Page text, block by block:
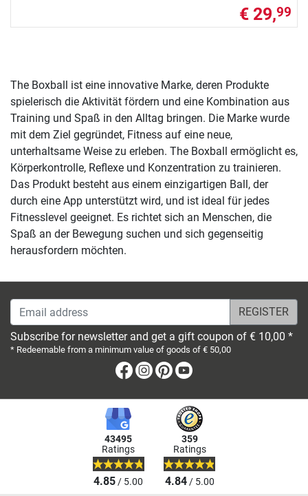
€ 29,99
The Boxball ist eine innovative Marke, deren Produkte
spielerisch die Aktivität fördern und eine Kombination aus
Training und Spaß in den Alltag bringen. Die Marke wurde
mit dem Ziel gegründet, Fitness auf eine neue,
unterhaltsame Weise zu erleben. The Boxball ermöglicht es,
Körperkontrolle, Reflexe und Konzentration zu trainieren.
Das Produkt besteht aus einem einzigartigen Ball, der
durch eine App unterstützt wird, und ist ideal für jedes
Fitnesslevel geeignet. Es richtet sich an Menschen, die
Spaß an der Bewegung suchen und sich gegenseitig
herausfordern möchten.
Email address
Subscribe for newsletter and get a gift coupon of € 10,00 *
* Redeemable from a minimum value of goods of € 50,00
Facebook
Instagram
Pinterest
43495
Ratings
4.85/ 5.00
359
Ratings
4.84/ 5.00